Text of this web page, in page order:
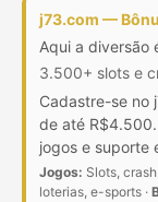
j73.com —
Aqui a diversão
3.500+ slots e
Cadastre-se no
de até
jogos e suporte
Jogos: Slots,
loterias, e-sports ·